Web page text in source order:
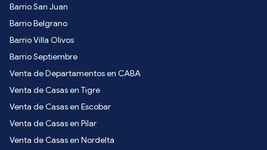
Barrio San Juan
Barrio Belgrano
Barrio Villa Olivos
Barrio Septiembre
Venta de Departamentos en CABA
Venta de Casas en Tigre
Venta de Casas en Escobar
Venta de Casas en Pilar
Venta de Casas en Nordelta